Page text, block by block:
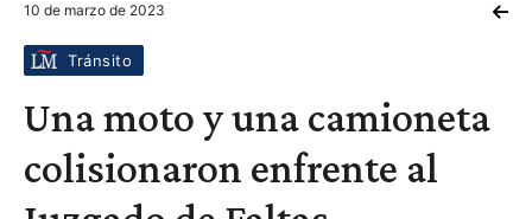
10 de marzo de 2023
Tránsito
Una moto y una camioneta
colisionaron enfrente al